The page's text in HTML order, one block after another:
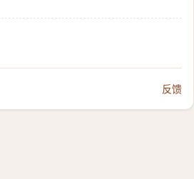
反馈